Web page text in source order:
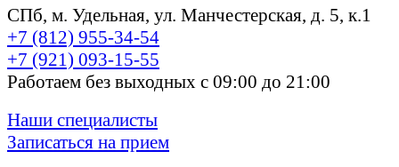
СПб, м. Удельная, ул. Манчестерская, д. 5, к.1
+7 (812) 955-34-54
+7 (921) 093-15-55
Работаем без выходных с 09:00 до 21:00
Наши специалисты
Записаться на прием